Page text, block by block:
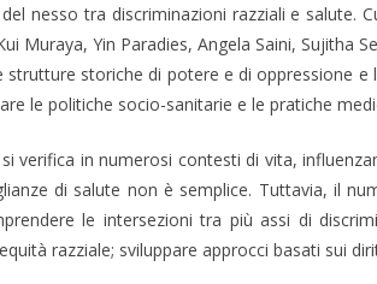
nesso tra discriminazioni razziali e salute.
Muraya, Yin Paradies, Angela Saini, Sujitha
strutture storiche di potere e di oppressione
le politiche socio-sanitarie e le pratiche
verifica in numerosi contesti di vita,
di salute non è semplice. Tuttavia, il
le intersezioni tra più assi di
razziale; sviluppare approcci basati sui